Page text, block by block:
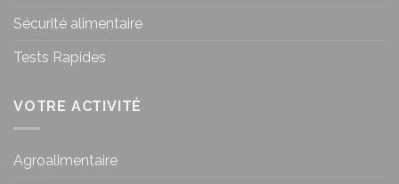
Sécurité alimentaire
Tests Rapides
VOTRE ACTIVITÉ
Agroalimentaire